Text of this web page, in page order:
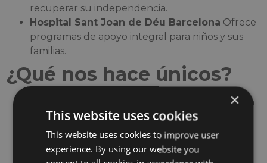
recuperar su independencia.
Hospital Sant Joan de Déu Barcelona Ofrece
programas de apoyo integral para niños y sus
familias.
¿Qué nos hace únicos?
– El Hospital Sant Joan
de Déu de Barcelona es referente en
cardiopatías congénitas y oncología pediátrica.
Rehabilitación neurológica– El Institut
Guttmann diseña programas de recuperación
×
This website uses cookies
This website uses cookies to improve user
experience. By using our website you